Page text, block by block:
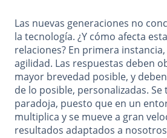
Las nuevas generaciones no
la tecnología. ¿Y cómo afecta
relaciones? En primera
agilidad. Las respuestas deben
mayor brevedad posible, y
de lo posible, personalizadas. Se
paradoja, puesto que en un
multiplica y se mueve a gran
resultados adaptados a